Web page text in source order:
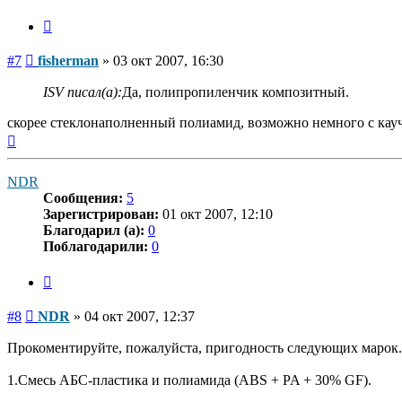
#7 Сообщение
fisherman » 03 окт 2007, 16:30
ISV писал(а):Да, полипропиленчик композитный.
скорее стеклонаполненный полиамид, возможно немного с
NDR
Сообщения: 5
Зарегистрирован: 01 окт 2007, 12:10
Благодарил (а): 0
Поблагодарили: 0
#8 Сообщение
NDR » 04 окт 2007, 12:37
Прокоментируйте, пожалуйста, пригодность следующих марок.
1.Смесь АБС-пластика и полиамида (ABS + PA + 30% GF).